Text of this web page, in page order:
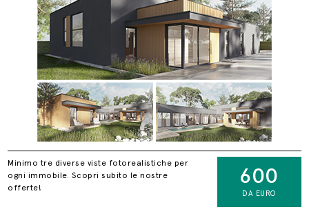
Minimo tre diverse viste fotorealistiche per
ogni immobile. Scopri subito le nostre
offerte!
600
DA EURO